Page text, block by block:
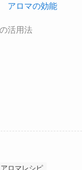
アロマの効能
活用法